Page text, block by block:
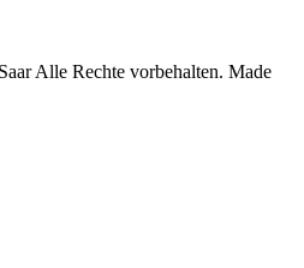
Alle Rechte vorbehalten. Made